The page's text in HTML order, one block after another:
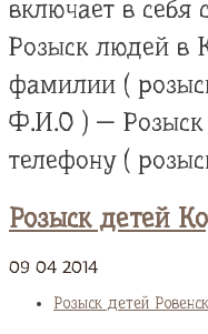
включает в
Розыск людей в
фамилии (
Ф.И.О ) — Розыск
телефону (
Розыск детей
09 04 2014
Розыск детей